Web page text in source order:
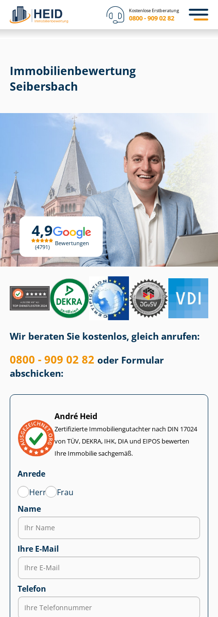
Kostenlose Erstberatung
0800 - 909 02 82
4,9
4791
Bewertungen
Immobilien­bewertung
Seibersbach
Wir beraten Sie kostenlos, gleich anrufen:
0800 - 909 02 82 oder Formular
abschicken:
André Heid
Zertifizierte Im­mo­bi­li­en­gut­ach­ter nach DIN 17024
von TÜV, DEKRA, IHK, DIA und EIPOS bewerten
Ihre Immobilie sachgemäß.
Anrede
Herr
Frau
Name
Ihre E-Mail
Telefon